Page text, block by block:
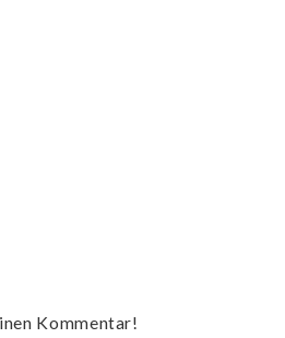
Kommentar!